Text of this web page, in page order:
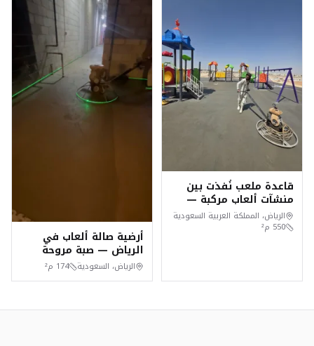
قاعدة ملعب نُفذت بين
منشآت ألعاب مركبة —
حي السعادة، الرياض
الرياض، المملكة العربية السعودية
550 م²
أرضية صالة ألعاب في
الرياض — صبة مروحة
خرسانية
الرياض، السعودية 174 م²